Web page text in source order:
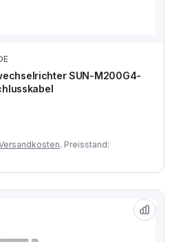
Angebot
SUN-M200G4-
. Preisstand: